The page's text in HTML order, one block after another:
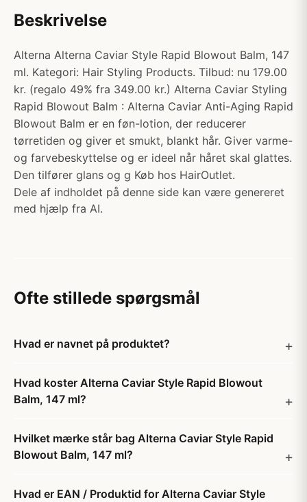
Beskrivelse
Alterna Alterna Caviar Style Rapid Blowout Balm, 147
ml. Kategori: Hair Styling Products. Tilbud: nu 179.00
kr. (regalo 49% fra 349.00 kr.) Alterna Caviar Styling
Rapid Blowout Balm : Alterna Caviar Anti-Aging Rapid
Blowout Balm er en føn-lotion, der reducerer
tørretiden og giver et smukt, blankt hår. Giver varme-
og farvebeskyttelse og er ideel når håret skal glattes.
Den tilfører glans og g Køb hos HairOutlet.
Dele af indholdet på denne side kan være genereret
med hjælp fra AI.
Ofte stillede spørgsmål
Hvad er navnet på produktet?
Hvad koster Alterna Caviar Style Rapid Blowout
Balm, 147 ml?
Hvilket mærke står bag Alterna Caviar Style Rapid
Blowout Balm, 147 ml?
Hvad er EAN / Produktid for Alterna Caviar Style